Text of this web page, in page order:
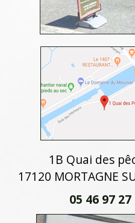
1B Quai des
17120 MORTAGNE
05 46 97 27